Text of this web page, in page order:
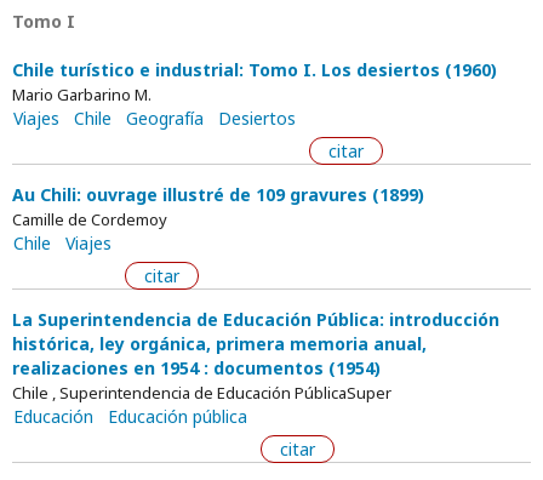
Tomo I
Chile turístico e industrial: Tomo I. Los desiertos (1960)
Mario Garbarino M.
Viajes Chile Geografía
Desiertos
citar
Au Chili: ouvrage illustré de 109 gravures (1899)
Camille de Cordemoy
Chile
Viajes
citar
La Superintendencia de Educación Pública: introducción
histórica, ley orgánica, primera memoria anual,
realizaciones en 1954 : documentos (1954)
Chile , Superintendencia de Educación PúblicaSuper
Educación
Educación pública
citar